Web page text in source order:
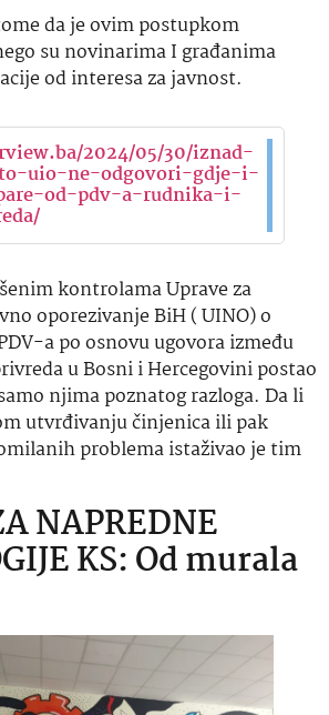
da je ovim postupkom
su novinarima I građanima
od interesa za javnost.
2024/05/30/iznad-
uio-ne-odgovori-gdje-i-
od-pdv-a-rudnika-i-
kontrolama Uprave za
oporezivanje BiH ( UINO) o
a po osnovu ugovora između
u Bosni i Hercegovini postao
njima poznatog razloga. Da li
utvrđivanju činjenica ili pak
problema istaživao je tim
NAPREDNE
KS: Od murala